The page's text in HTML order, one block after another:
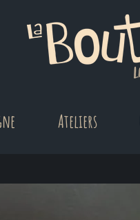
Ateliers